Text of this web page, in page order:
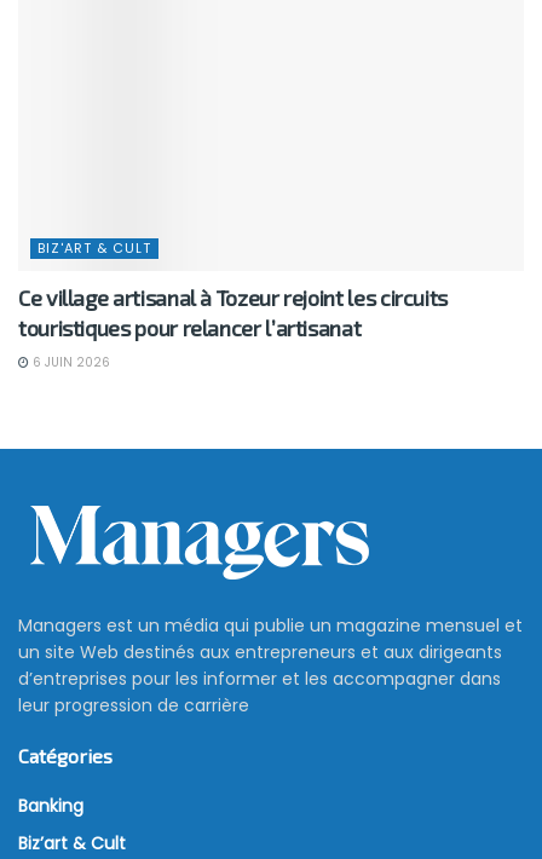
BIZ'ART & CULT
Ce village artisanal à Tozeur rejoint les circuits
touristiques pour relancer l’artisanat
6 JUIN 2026
Managers est un média qui publie un magazine mensuel et
un site Web destinés aux entrepreneurs et aux dirigeants
d’entreprises pour les informer et les accompagner dans
leur progression de carrière
Catégories
Banking
Biz’art & Cult